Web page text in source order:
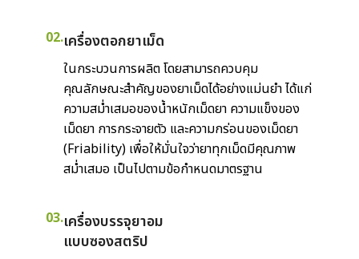
02.เครื่องตอกยาเม็ด
ในกระบวนการผลิต โดยสามารถควบคุม
คุณลักษณะสำคัญของยาเม็ดได้อย่างแม่นยำ ได้แก่
ความสม่ำเสมอของน้ำหนักเม็ดยา ความแข็งของ
เม็ดยา การกระจายตัว และความกร่อนของเม็ดยา
(Friability) เพื่อให้มั่นใจว่ายาทุกเม็ดมีคุณภาพ
สม่ำเสมอ เป็นไปตามข้อกำหนดมาตรฐาน
03.เครื่องบรรจุยาอม
แบบซองสตริป